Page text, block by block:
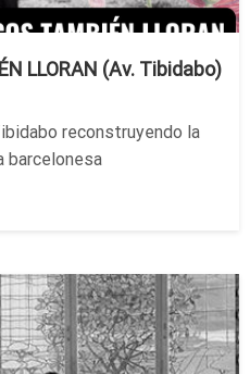
LLORAN (Av. Tibidabo)
reconstruyendo la
barcelonesa